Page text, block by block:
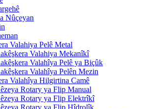
Nûçeyan
Valahiya Pelê Metal
Valahiya Mekanîkî
Valahîya Pelê ya Biçûk
Valahîya Pelên Mezin
Valahîya Hilgirtina Camê
Rotary ya Flip Manual
Rotary ya Flip Elektrîkî
Rotary ya Flip Hîdrolîk